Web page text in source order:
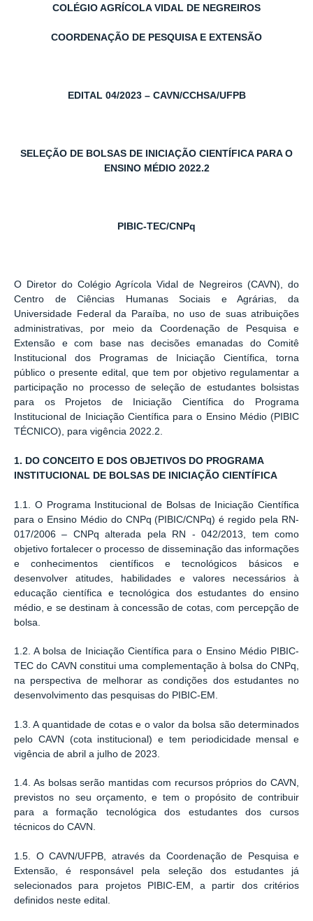
COLÉGIO AGRÍCOLA VIDAL DE NEGREIROS
COORDENAÇÃO DE PESQUISA E EXTENSÃO
EDITAL 04/2023 – CAVN/CCHSA/UFPB
SELEÇÃO DE BOLSAS DE INICIAÇÃO CIENTÍFICA PARA O
ENSINO MÉDIO 2022.2
PIBIC-TEC/CNPq
O Diretor do Colégio Agrícola Vidal de Negreiros (CAVN), do
Centro de Ciências Humanas Sociais e Agrárias, da
Universidade Federal da Paraíba, no uso de suas atribuições
administrativas, por meio da Coordenação de Pesquisa e
Extensão e com base nas decisões emanadas do Comitê
Institucional dos Programas de Iniciação Científica, torna
público o presente edital, que tem por objetivo regulamentar a
participação no processo de seleção de estudantes bolsistas
para os Projetos de Iniciação Científica do Programa
Institucional de Iniciação Científica para o Ensino Médio (PIBIC
TÉCNICO), para vigência 2022.2.
1. DO CONCEITO E DOS OBJETIVOS DO PROGRAMA
INSTITUCIONAL DE BOLSAS DE INICIAÇÃO CIENTÍFICA
1.1. O Programa Institucional de Bolsas de Iniciação Científica
para o Ensino Médio do CNPq (PIBIC/CNPq) é regido pela RN-
017/2006 – CNPq alterada pela RN - 042/2013, tem como
objetivo fortalecer o processo de disseminação das informações
e conhecimentos científicos e tecnológicos básicos e
desenvolver atitudes, habilidades e valores necessários à
educação científica e tecnológica dos estudantes do ensino
médio, e se destinam à concessão de cotas, com percepção de
bolsa.
1.2. A bolsa de Iniciação Científica para o Ensino Médio PIBIC-
TEC do CAVN constitui uma complementação à bolsa do CNPq,
na perspectiva de melhorar as condições dos estudantes no
desenvolvimento das pesquisas do PIBIC-EM.
1.3. A quantidade de cotas e o valor da bolsa são determinados
pelo CAVN (cota institucional) e tem periodicidade mensal e
vigência de abril a julho de 2023.
1.4. As bolsas serão mantidas com recursos próprios do CAVN,
previstos no seu orçamento, e tem o propósito de contribuir
para a formação tecnológica dos estudantes dos cursos
técnicos do CAVN.
1.5. O CAVN/UFPB, através da Coordenação de Pesquisa e
Extensão, é responsável pela seleção dos estudantes já
selecionados para projetos PIBIC-EM, a partir dos critérios
definidos neste edital.